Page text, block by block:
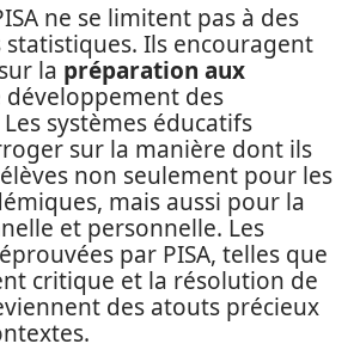
ne se limitent pas à des
Ils encouragent
la préparation aux
développement des
systèmes éducatifs
sur la manière dont ils
non seulement pour les
mais aussi pour la
et personnelle. Les
par PISA, telles que
critique et la résolution de
des atouts précieux